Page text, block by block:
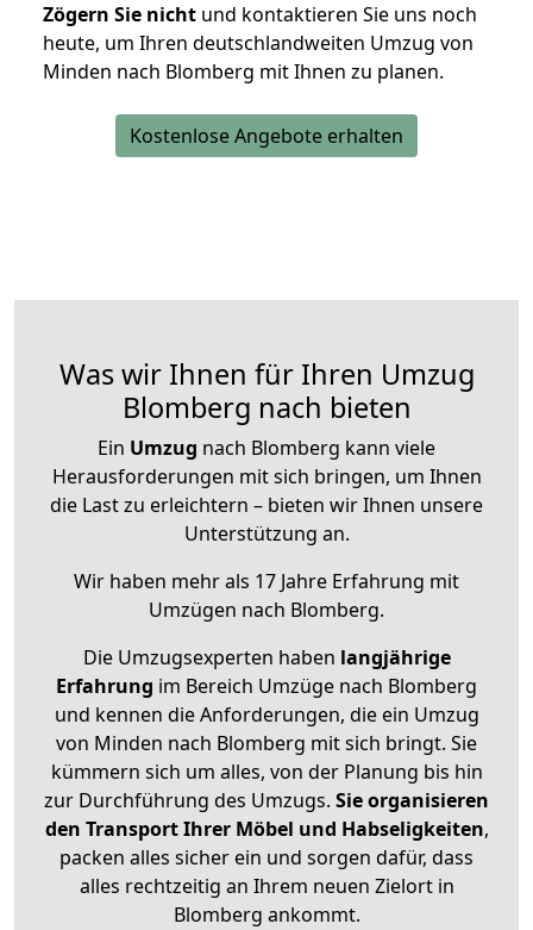
Zögern Sie nicht und kontaktieren Sie uns noch
heute, um Ihren deutschlandweiten Umzug von
Minden nach Blomberg mit Ihnen zu planen.
Kostenlose Angebote erhalten
Was wir Ihnen für Ihren Umzug
Blomberg nach bieten
Ein Umzug nach Blomberg kann viele
Herausforderungen mit sich bringen, um Ihnen
die Last zu erleichtern – bieten wir Ihnen unsere
Unterstützung an.
Wir haben mehr als 17 Jahre Erfahrung mit
Umzügen nach Blomberg.
Die Umzugsexperten haben langjährige
Erfahrung im Bereich Umzüge nach Blomberg
und kennen die Anforderungen, die ein Umzug
von Minden nach Blomberg mit sich bringt. Sie
kümmern sich um alles, von der Planung bis hin
zur Durchführung des Umzugs. Sie organisieren
den Transport Ihrer Möbel und Habseligkeiten,
packen alles sicher ein und sorgen dafür, dass
alles rechtzeitig an Ihrem neuen Zielort in
Blomberg ankommt.